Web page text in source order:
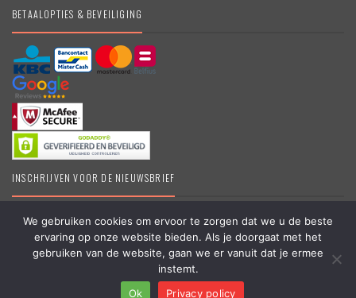
BETAALOPTIES & BEVEILIGING
INSCHRIJVEN VOOR DE NIEUWSBRIEF
DakraamKopen.be – Erkend VELUX dealer – Grootste online VELUX
shop in België – Originele VELUX producten – Dakramen &
Toebehoren – #koopbelgisch
Copyright © 2006 – 2025 | Partner van
We gebruiken cookies om ervoor te zorgen dat we u de beste
ervaring op onze website bieden. Als je doorgaat met het
gebruiken van de website, gaan we er vanuit dat je ermee
instemt.
Ok
Privacy policy